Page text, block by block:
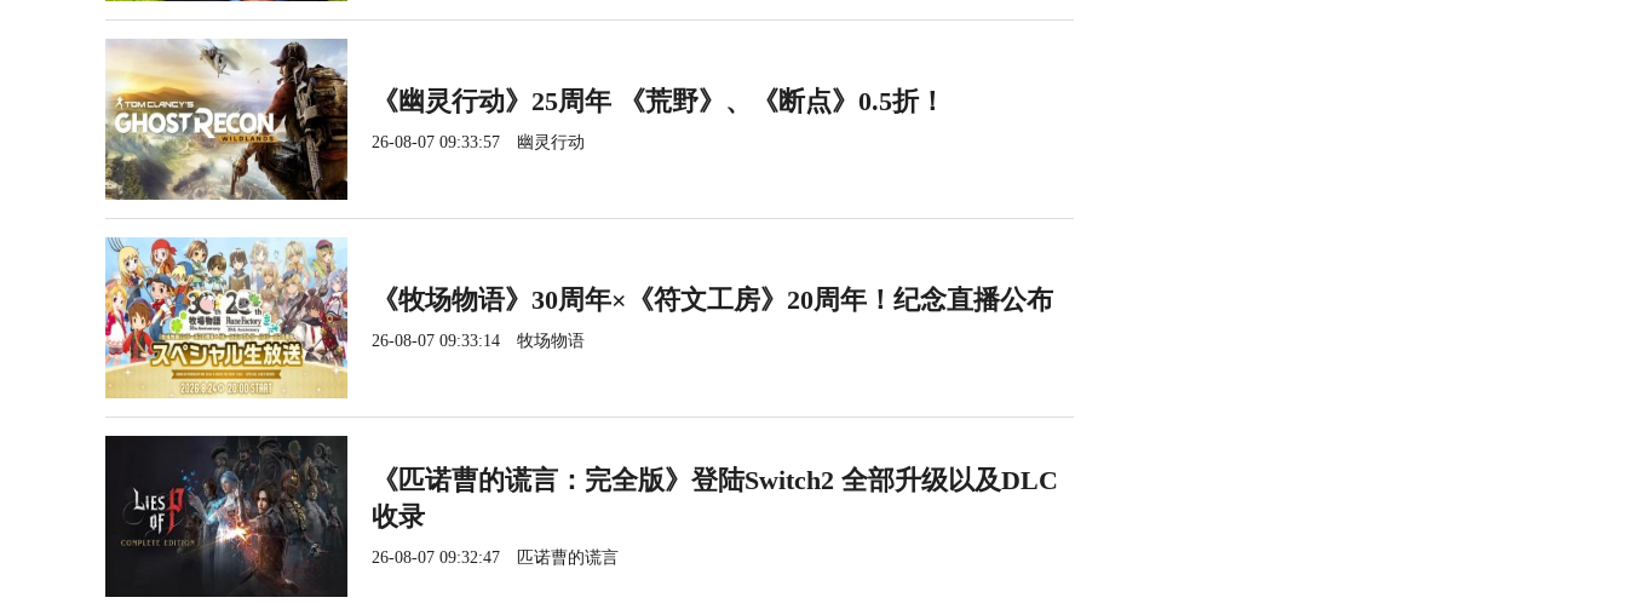
《幽灵行动》25周年 《荒野》、《断点》0.5折！
26-08-07 09:33:57 幽灵行动
《牧场物语》30周年×《符文工房》20周年！纪念直播公布
26-08-07 09:33:14 牧场物语
《匹诺曹的谎言：完全版》登陆Switch2 全部升级以及DLC
收录
26-08-07 09:32:47 匹诺曹的谎言